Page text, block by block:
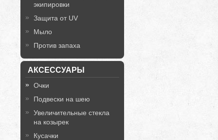
экипировки
Защита от UV
Мыло
Против запаха
АКСЕССУАРЫ
Очки
Подвески на шею
Увеличительные стекла
на козырек
Кусачки